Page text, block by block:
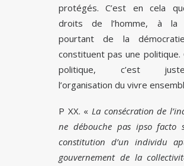
protégés. C’est en cela
droits de l’homme, à la
pourtant de la
constituent pas une politique.
politique, c’est
l’organisation du vivre
P XX. « La consécration de
ne débouche pas ipso facto
constitution d’un individu
gouvernement de la